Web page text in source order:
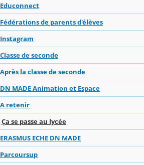
Educonnect
Fédérations de parents d'élèves
Instagram
Classe de seconde
Après la classe de seconde
DN MADE Animation et Espace
A retenir
Ça se passe au lycée
ERASMUS ECHE DN MADE
Parcoursup